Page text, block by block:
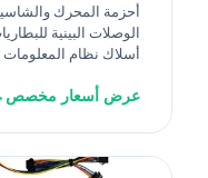
أحزمة المحرك
الوصلات البينية
أسلاك نظام المعلومات
عرض أسعار مخصص